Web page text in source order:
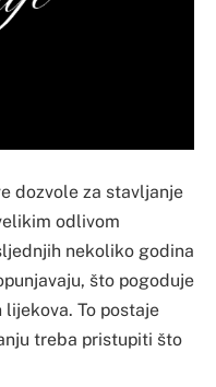
dozvole za stavljanje
odlivom
nekoliko godina
što pogoduje
To postaje
treba pristupiti što